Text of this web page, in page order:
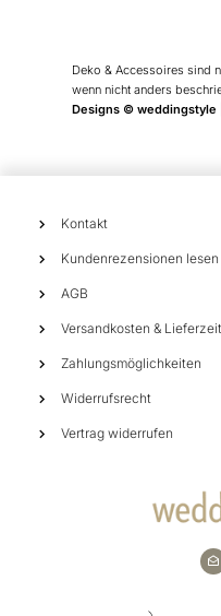
Deko & Accessoires sind
wenn nicht anders
Designs ©
Kontakt
Kundenrezensionen lesen
AGB
Versandkosten &
Zahlungsmöglichkeiten
Widerrufsrecht
Vertrag widerrufen